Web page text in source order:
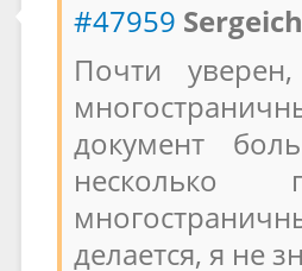
#47959
Почти
документ
делается, я не